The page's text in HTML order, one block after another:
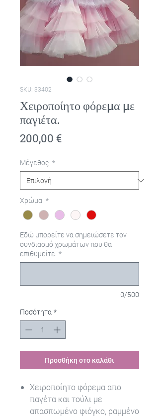
SKU: 33402
Χειροποίητο φόρεμα με
παγιέτα.
200,00 €Τιμή
Μέγεθος *
Χρώμα *
Εδώ μπορείτε να σημειώσετε τον
συνδιασμό χρωμάτων που θα
επιθυμείτε. *
0/500
Ποσότητα *
Προσθήκη στο καλάθι
Χειροποίητο φόρεμα απο
παγέτα και τούλι με
απασπωμένο φιόγκο, ραμμένο